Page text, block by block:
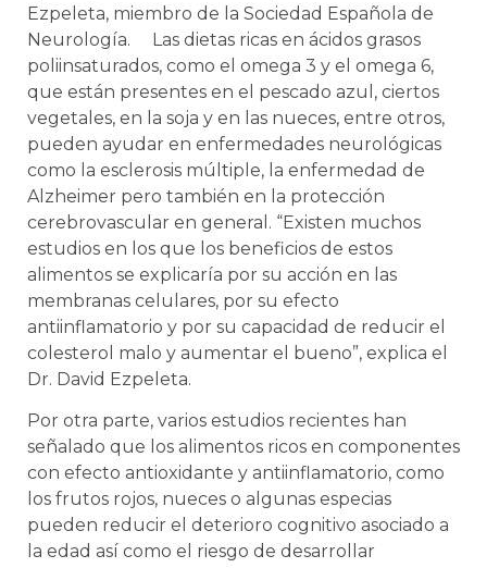
Ezpeleta, miembro de la Sociedad Española de
Neurología. Las dietas ricas en ácidos grasos
poliinsaturados, como el omega 3 y el omega 6,
que están presentes en el pescado azul, ciertos
vegetales, en la soja y en las nueces, entre otros,
pueden ayudar en enfermedades neurológicas
como la esclerosis múltiple, la enfermedad de
Alzheimer pero también en la protección
cerebrovascular en general. “Existen muchos
estudios en los que los beneficios de estos
alimentos se explicaría por su acción en las
membranas celulares, por su efecto
antiinflamatorio y por su capacidad de reducir el
colesterol malo y aumentar el bueno”, explica el
Dr. David Ezpeleta.
Por otra parte, varios estudios recientes han
señalado que los alimentos ricos en componentes
con efecto antioxidante y antiinflamatorio, como
los frutos rojos, nueces o algunas especias
pueden reducir el deterioro cognitivo asociado a
la edad así como el riesgo de desarrollar